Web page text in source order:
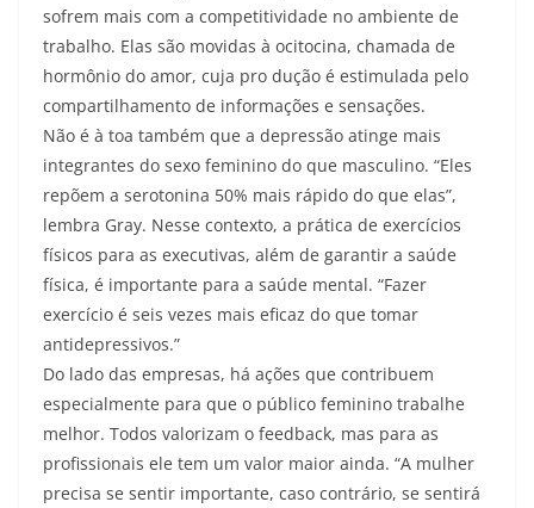
sofrem mais com a competitividade no ambiente de
trabalho. Elas são movidas à ocitocina, chamada de
hormônio do amor, cuja pro dução é estimulada pelo
compartilhamento de informações e sensações.
Não é à toa também que a depressão atinge mais
integrantes do sexo feminino do que masculino. “Eles
repõem a serotonina 50% mais rápido do que elas”,
lembra Gray. Nesse contexto, a prática de exercícios
físicos para as executivas, além de garantir a saúde
física, é importante para a saúde mental. “Fazer
exercício é seis vezes mais eficaz do que tomar
antidepressivos.”
Do lado das empresas, há ações que contribuem
especialmente para que o público feminino trabalhe
melhor. Todos valorizam o feedback, mas para as
profissionais ele tem um valor maior ainda. “A mulher
precisa se sentir importante, caso contrário, se sentirá